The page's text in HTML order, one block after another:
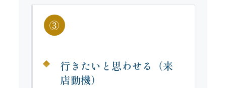
③
行きたいと思わせる（来
店動機）